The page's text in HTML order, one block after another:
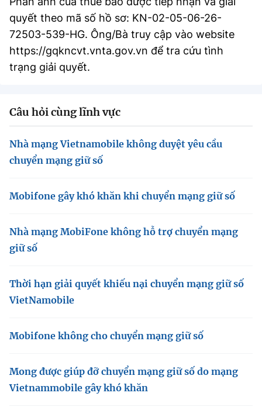
quyết theo mã số hồ sơ: KN-02-05-06-26-
72503-539-HG. Ông/Bà truy cập vào website
https://gqkncvt.vnta.gov.vn để tra cứu tình
trạng giải quyết.
Câu hỏi cùng lĩnh vực
Nhà mạng Vietnamobile không duyệt yêu cầu
chuyển mạng giữ số
Mobifone gây khó khăn khi chuyển mạng giữ số
Nhà mạng MobiFone không hỗ trợ chuyển mạng
giữ số
Thời hạn giải quyết khiếu nại chuyển mạng giữ số
VietNamobile
Mobifone không cho chuyển mạng giữ số
Mong được giúp đỡ chuyển mạng giữ số do mạng
Vietnammobile gây khó khăn